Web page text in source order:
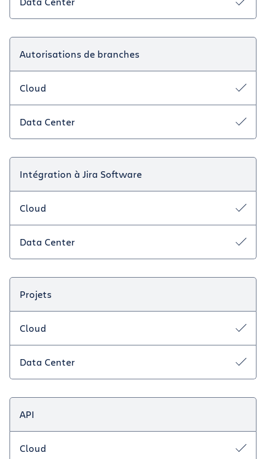
Autorisations de branches
Cloud
Data Center
Intégration à Jira Software
Cloud
Data Center
Projets
Cloud
Data Center
API
Cloud